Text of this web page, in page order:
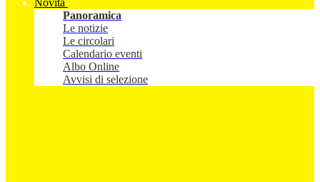
Novità
Panoramica
Le notizie
Le circolari
Calendario eventi
Albo Online
Avvisi di selezione